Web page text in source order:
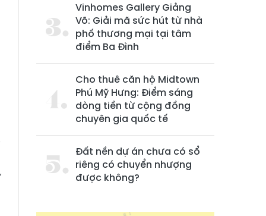
Vinhomes Gallery Giảng
Võ: Giải mã sức hút từ nhà
phố thương mại tại tâm
điểm Ba Đình
Cho thuê căn hộ Midtown
Phú Mỹ Hưng: Điểm sáng
dòng tiền từ cộng đồng
chuyên gia quốc tế
Đất nền dự án chưa có sổ
riêng có chuyển nhượng
được không?